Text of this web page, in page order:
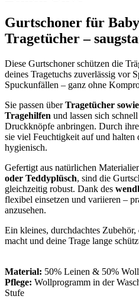
Gurtschoner für
Tragetücher –
Diese Gurtschoner schützen die
deines Tragetuchs zuverlässig vor
Spuckunfällen – ganz ohne
Sie passen überTragetücher
Tragehilfen und lassen sich
Druckknöpfe anbringen. Durch ihre
sie viel Feuchtigkeit auf und halten
hygienisch.
Gefertigt aus natürlichen
oder Teddyplüsch, sind die
gleichzeitig robust. Dank des
flexibel einsetzen und variieren –
anzusehen.
Ein kleines, durchdachtes Zubehör,
macht und deine Trage lange
Material: 50% Leinen & 50%
Pflege: Wollprogramm in der
Stufe